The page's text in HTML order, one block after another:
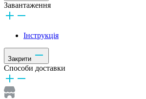
Завантаження
Інструкція
Закрити
Способи доставки